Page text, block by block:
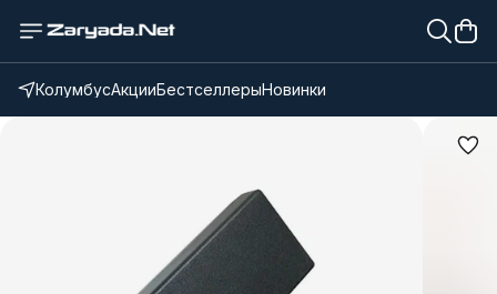
КолумбусАкцииБестселлерыНовинки